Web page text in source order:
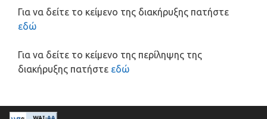
Για να δείτε το κείμενο της διακήρυξης πατήστε
εδώ
Για να δείτε το κείμενο της περίληψης της
διακήρυξης πατήστε εδώ